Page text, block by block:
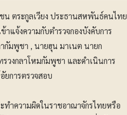
ตระกูลเวียง ประธานสหพันธ์คนไทย
แจ้งความกับตำรวจกองบังคับการ
มพูชา , นายฮุน มาเนต นายก
วงกลาโหมกัมพูชา และดำเนินการ
การตรวจสอบ
ทำความผิดในราชอาณาจักรไทยหรือ